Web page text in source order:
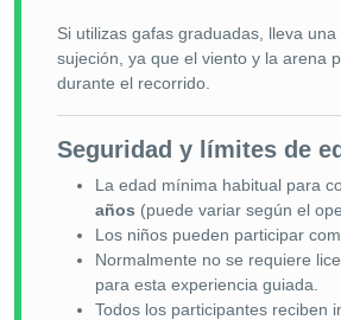
Si utilizas gafas graduadas, lleva una
sujeción, ya que el viento y la arena
durante el recorrido.
Seguridad y límites de
La edad mínima habitual para
años (puede variar según el
Los niños pueden participar
Normalmente no se requiere
para esta experiencia guiada.
Todos los participantes reciben